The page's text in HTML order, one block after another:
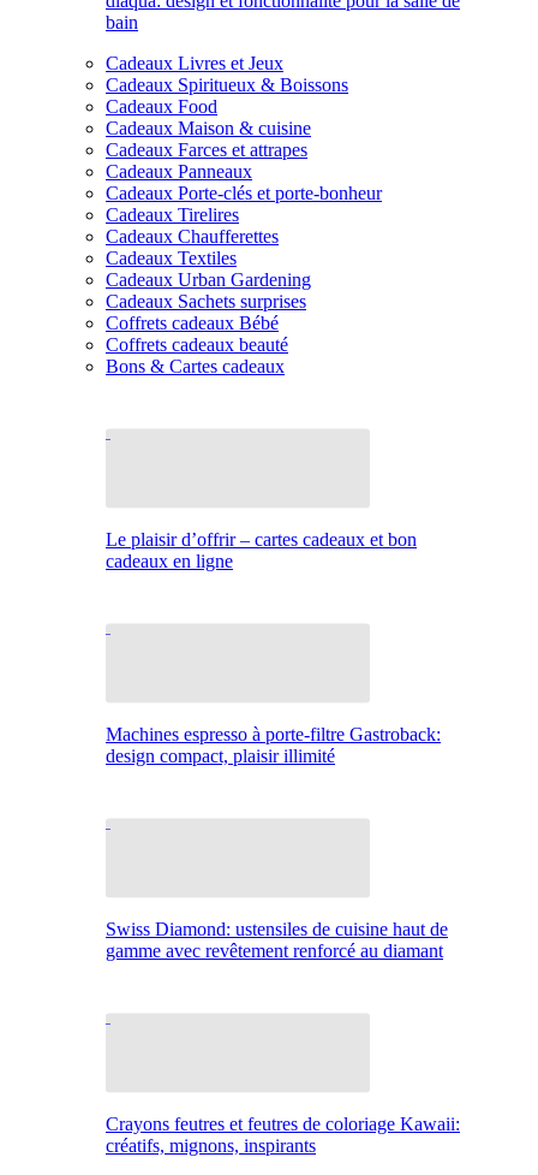
bain
Cadeaux Livres et Jeux
Cadeaux Spiritueux & Boissons
Cadeaux Food
Cadeaux Maison & cuisine
Cadeaux Farces et attrapes
Cadeaux Panneaux
Cadeaux Porte-clés et porte-bonheur
Cadeaux Tirelires
Cadeaux Chaufferettes
Cadeaux Textiles
Cadeaux Urban Gardening
Cadeaux Sachets surprises
Coffrets cadeaux Bébé
Coffrets cadeaux beauté
Bons & Cartes cadeaux
Le plaisir d’offrir – cartes cadeaux et bon
cadeaux en ligne
Machines espresso à porte-filtre Gastroback:
design compact, plaisir illimité
Swiss Diamond: ustensiles de cuisine haut de
gamme avec revêtement renforcé au diamant
Crayons feutres et feutres de coloriage Kawaii:
créatifs, mignons, inspirants